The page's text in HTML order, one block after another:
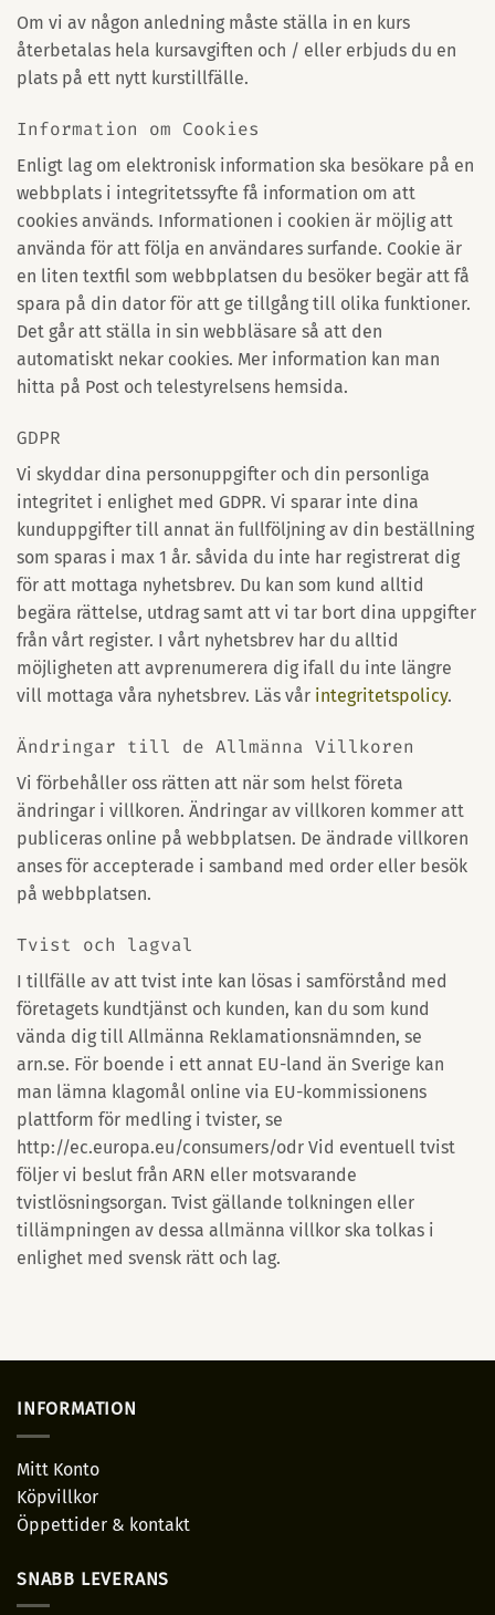
Om vi av någon anledning måste ställa in en kurs
återbetalas hela kursavgiften och / eller erbjuds du en
plats på ett nytt kurstillfälle.
Information om Cookies
Enligt lag om elektronisk information ska besökare på en
webbplats i integritetssyfte få information om att
cookies används. Informationen i cookien är möjlig att
använda för att följa en användares surfande. Cookie är
en liten textfil som webbplatsen du besöker begär att få
spara på din dator för att ge tillgång till olika funktioner.
Det går att ställa in sin webbläsare så att den
automatiskt nekar cookies. Mer information kan man
hitta på Post och telestyrelsens hemsida.
GDPR
Vi skyddar dina personuppgifter och din personliga
integritet i enlighet med GDPR. Vi sparar inte dina
kunduppgifter till annat än fullföljning av din beställning
som sparas i max 1 år. såvida du inte har registrerat dig
för att mottaga nyhetsbrev. Du kan som kund alltid
begära rättelse, utdrag samt att vi tar bort dina uppgifter
från vårt register. I vårt nyhetsbrev har du alltid
möjligheten att avprenumerera dig ifall du inte längre
vill mottaga våra nyhetsbrev. Läs vår integritetspolicy.
Ändringar till de Allmänna Villkoren
Vi förbehåller oss rätten att när som helst företa
ändringar i villkoren. Ändringar av villkoren kommer att
publiceras online på webbplatsen. De ändrade villkoren
anses för accepterade i samband med order eller besök
på webbplatsen.
Tvist och lagval
I tillfälle av att tvist inte kan lösas i samförstånd med
företagets kundtjänst och kunden, kan du som kund
vända dig till Allmänna Reklamationsnämnden, se
arn.se. För boende i ett annat EU-land än Sverige kan
man lämna klagomål online via EU-kommissionens
plattform för medling i tvister, se
http://ec.europa.eu/consumers/odr Vid eventuell tvist
följer vi beslut från ARN eller motsvarande
tvistlösningsorgan. Tvist gällande tolkningen eller
tillämpningen av dessa allmänna villkor ska tolkas i
enlighet med svensk rätt och lag.
INFORMATION
Mitt Konto
Köpvillkor
Öppettider & kontakt
SNABB LEVERANS